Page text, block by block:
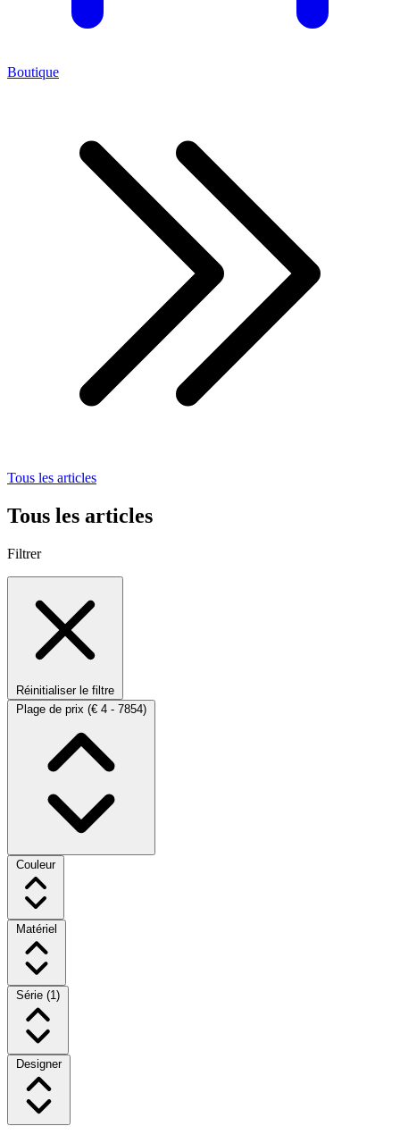
Boutique
Tous les articles
Tous les articles
Filtrer
Réinitialiser le filtre
Plage de prix (€ 4 - 7854)
Couleur
Matériel
Série (1)
Designer